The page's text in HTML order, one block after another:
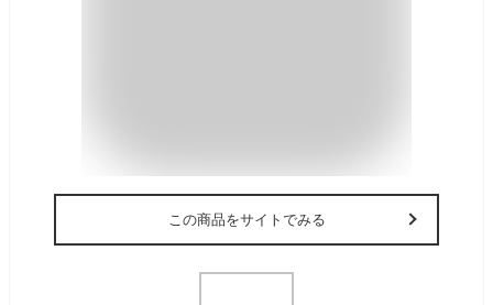
この商品をサイトでみる